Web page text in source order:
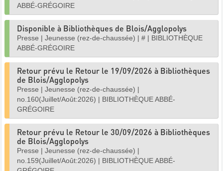
ABBÉ-GRÉGOIRE
Disponible à Bibliothèques de Blois/Agglopolys
Presse | Jeunesse (rez-de-chaussée) | # | BIBLIOTHÈQUE
ABBÉ-GRÉGOIRE
Retour prévu le Retour le 19/09/2026 à Bibliothèques
de Blois/Agglopolys
Presse | Jeunesse (rez-de-chaussée) |
no.160(Juillet/Août:2026) | BIBLIOTHÈQUE ABBÉ-
GRÉGOIRE
Retour prévu le Retour le 30/09/2026 à Bibliothèques
de Blois/Agglopolys
Presse | Jeunesse (rez-de-chaussée) |
no.159(Juillet/Août:2026) | BIBLIOTHÈQUE ABBÉ-